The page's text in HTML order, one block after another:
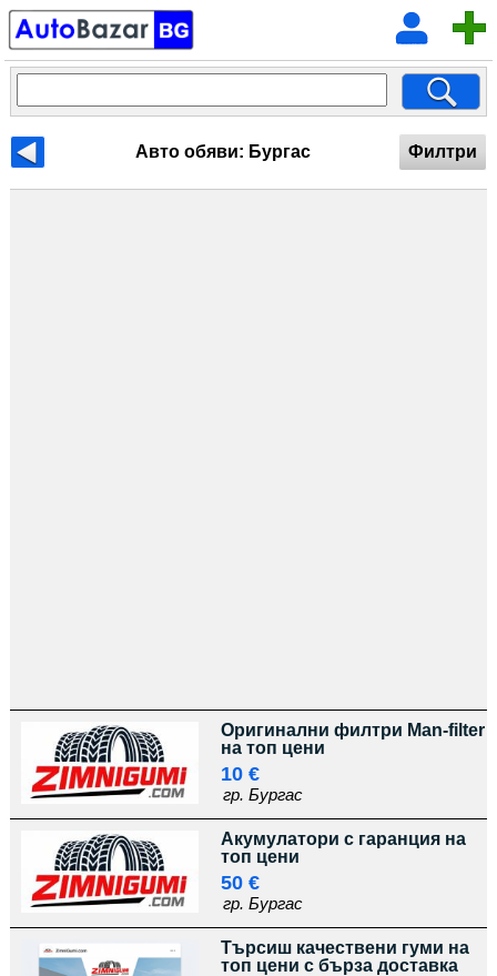
Авто обяви: Бургас Филтри
Оригинални филтри Man-filter
на топ цени
10 €
гр. Бургас
Акумулатори с гаранция на
топ цени
50 €
гр. Бургас
Търсиш качествени гуми на
топ цени с бърза доставка